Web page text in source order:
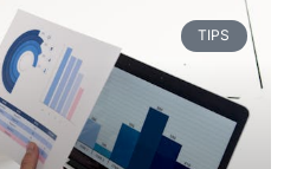
TIPS